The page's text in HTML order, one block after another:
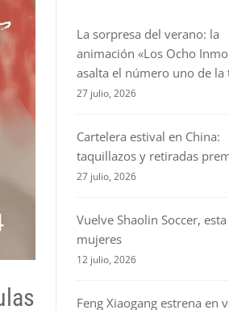
La sorpresa del verano: la
animación «Los Ocho
asalta el número uno de la
27 julio, 2026
Cartelera estival en China:
taquillazos y retiradas
27 julio, 2026
Vuelve Shaolin Soccer,
mujeres
12 julio, 2026
Feng Xiaogang estrena en